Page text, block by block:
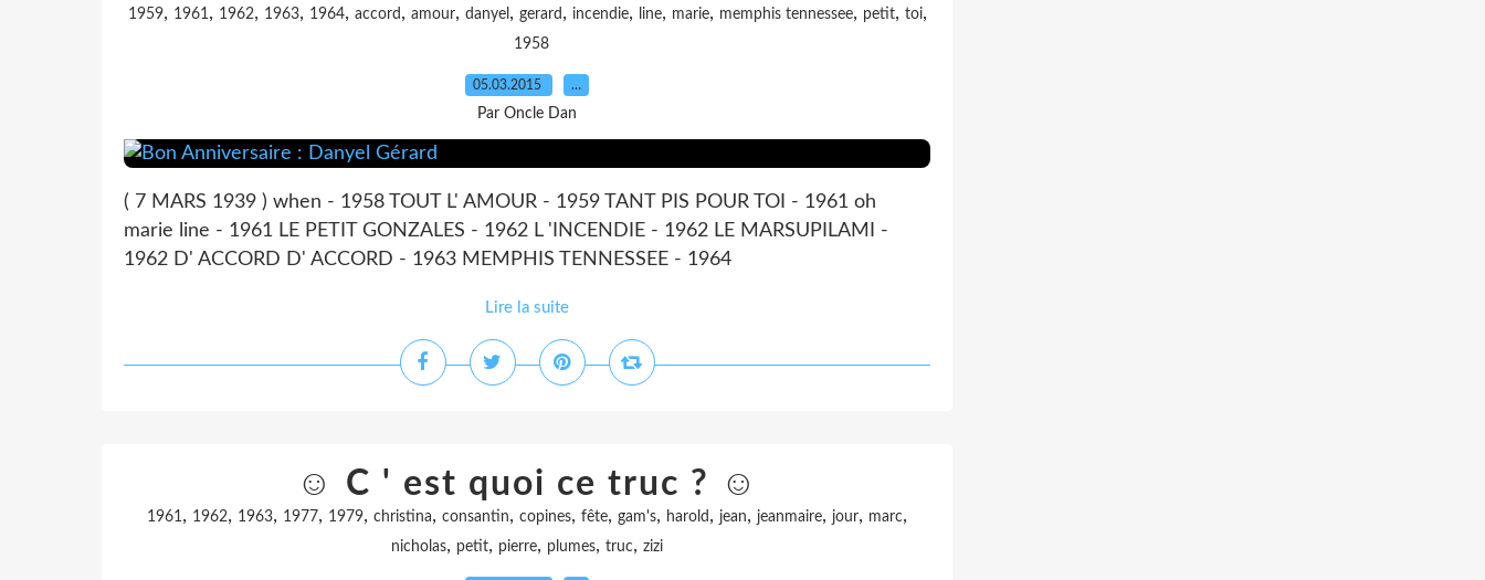
1959, 1961, 1962, 1963, 1964, accord , amour, danyel, gerard , incendie, line, marie, memphis tennessee, petit, toi,
1958
05.03.2015 …
Par Oncle Dan
( 7 MARS 1939 ) when - 1958 TOUT L' AMOUR - 1959 TANT PIS POUR TOI - 1961 oh
marie line - 1961 LE PETIT GONZALES - 1962 L 'INCENDIE - 1962 LE MARSUPILAMI -
1962 D' ACCORD D' ACCORD - 1963 MEMPHIS TENNESSEE - 1964
Lire la suite
☺ C ' est quoi ce truc ? ☺
1961, 1962, 1963, 1977, 1979, christina, consantin, copines, fête, gam's, harold , jean, jeanmaire, jour, marc,
nicholas, petit, pierre, plumes, truc, zizi